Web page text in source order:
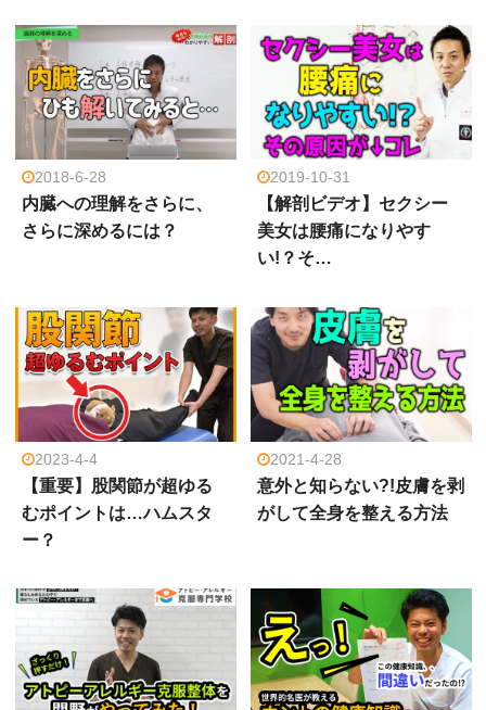
2018-6-28
内臓への理解をさらに、
さらに深めるには？
2019-10-31
【解剖ビデオ】セクシー
美女は腰痛になりやす
い!？そ…
2023-4-4
【重要】股関節が超ゆる
むポイントは…ハムスタ
ー？
2021-4-28
意外と知らない?!皮膚を剥
がして全身を整える方法